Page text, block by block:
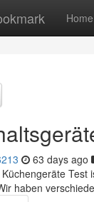
Home
63 days ago
Test
haben